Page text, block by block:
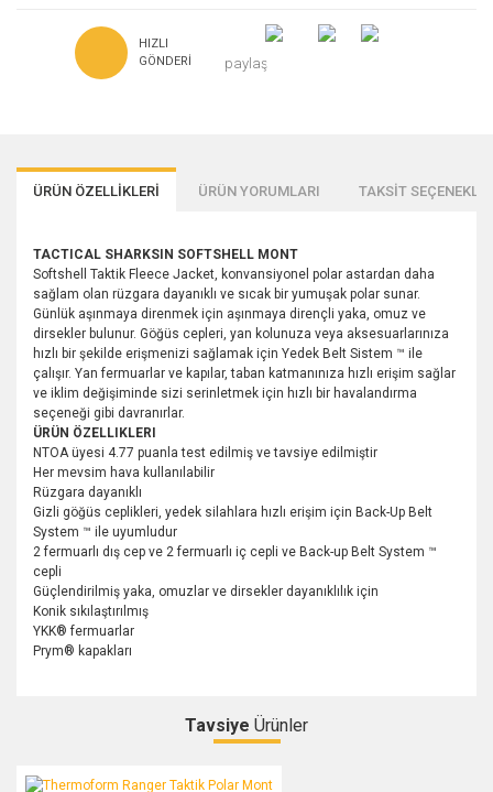
HIZLI
GÖNDERI
paylaş
ÜRÜN ÖZELLİKLERİ ÜRÜN YORUMLARI TAKSİT
TACTICAL SHARKSIN SOFTSHELL MONT
Softshell Taktik Fleece Jacket, konvansiyonel polar astardan daha
sağlam olan rüzgara dayanıklı ve sıcak bir yumuşak polar sunar.
Günlük aşınmaya direnmek için aşınmaya dirençli yaka, omuz ve
dirsekler bulunur. Göğüs cepleri, yan kolunuza veya aksesuarlarınıza
hızlı bir şekilde erişmenizi sağlamak için Yedek Belt Sistem ™ ile
çalışır. Yan fermuarlar ve kapılar, taban katmanınıza hızlı erişim sağlar
ve iklim değişiminde sizi serinletmek için hızlı bir havalandırma
seçeneği gibi davranırlar.
ÜRÜN ÖZELLIKLERI
NTOA üyesi 4.77 puanla test edilmiş ve tavsiye edilmiştir
Her mevsim hava kullanılabilir
Rüzgara dayanıklı
Gizli göğüs ceplikleri, yedek silahlara hızlı erişim için Back-Up Belt
System ™ ile uyumludur
2 fermuarlı dış cep ve 2 fermuarlı iç cepli ve Back-up Belt System ™
cepli
Güçlendirilmiş yaka, omuzlar ve dirsekler dayanıklılık için
Konik sıkılaştırılmış
YKK® fermuarlar
Prym® kapakları
Tavsiye Ürünler
Thermoform Ranger Taktik Polar Mont